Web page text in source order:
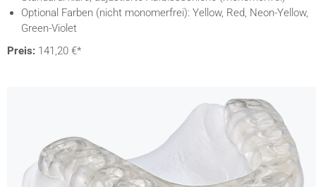
Optional Farben (nicht monomerfrei): Yellow, Red, Neon-Yellow,
Green-Violet
Preis: 141,20 €*